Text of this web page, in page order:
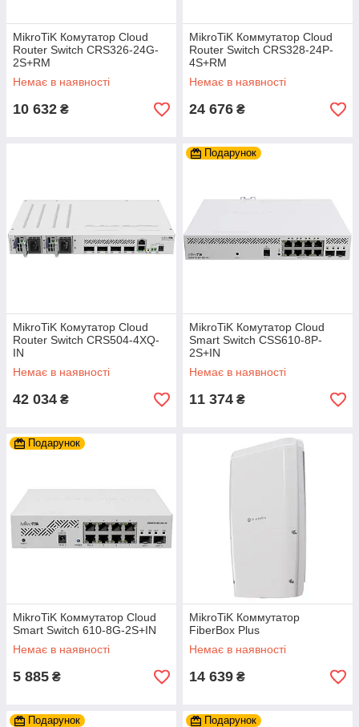
MikroTiK Комутатор Cloud
Router Switch CRS326-24G-
2S+RM
Немає в наявності
10 632 ₴
MikroTiK Коммутатор Cloud
Router Switch CRS328-24P-
4S+RM
Немає в наявності
24 676 ₴
MikroTiK Комутатор Cloud
Router Switch CRS504-4XQ-
IN
Немає в наявності
42 034 ₴
Подарунок
MikroTiK Комутатор Cloud
Smart Switch CSS610-8P-
2S+IN
Немає в наявності
11 374 ₴
Подарунок
MikroTiK Коммутатор Cloud
Smart Switch 610-8G-2S+IN
Немає в наявності
5 885 ₴
MikroTiK Коммутатор
FiberBox Plus
Немає в наявності
14 639 ₴
Подарунок Подарунок